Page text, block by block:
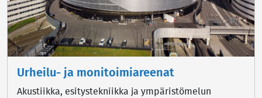
Urheilu- ja monitoimiareenat
Akustiikka, esitystekniikka ja ympäristömelun